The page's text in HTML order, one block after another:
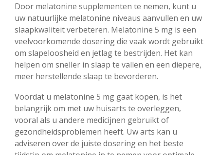
Door melatonine supplementen te nemen, kunt u
uw natuurlijke melatonine niveaus aanvullen en uw
slaapkwaliteit verbeteren. Melatonine 5 mg is een
veelvoorkomende dosering die vaak wordt gebruikt
om slapeloosheid en jetlag te bestrijden. Het kan
helpen om sneller in slaap te vallen en een diepere,
meer herstellende slaap te bevorderen.
Voordat u melatonine 5 mg gaat kopen, is het
belangrijk om met uw huisarts te overleggen,
vooral als u andere medicijnen gebruikt of
gezondheidsproblemen heeft. Uw arts kan u
adviseren over de juiste dosering en het beste